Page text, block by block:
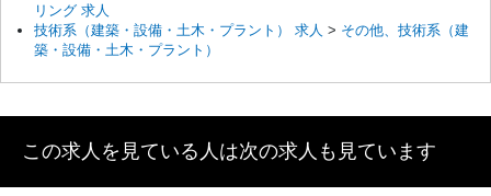
リング 求人
技術系（建築・設備・土木・プラント） 求人 > その他、技術系（建
築・設備・土木・プラント）
この求人を見ている人は次の求人も見ています